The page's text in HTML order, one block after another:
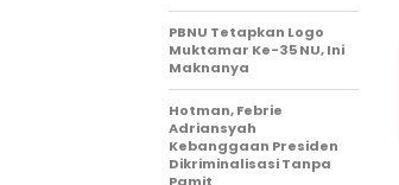
PBNU Tetapkan Logo
Muktamar Ke-35 NU, Ini
Maknanya
Hotman, Febrie
Adriansyah
Kebanggaan Presiden
Dikriminalisasi Tanpa
Pamit